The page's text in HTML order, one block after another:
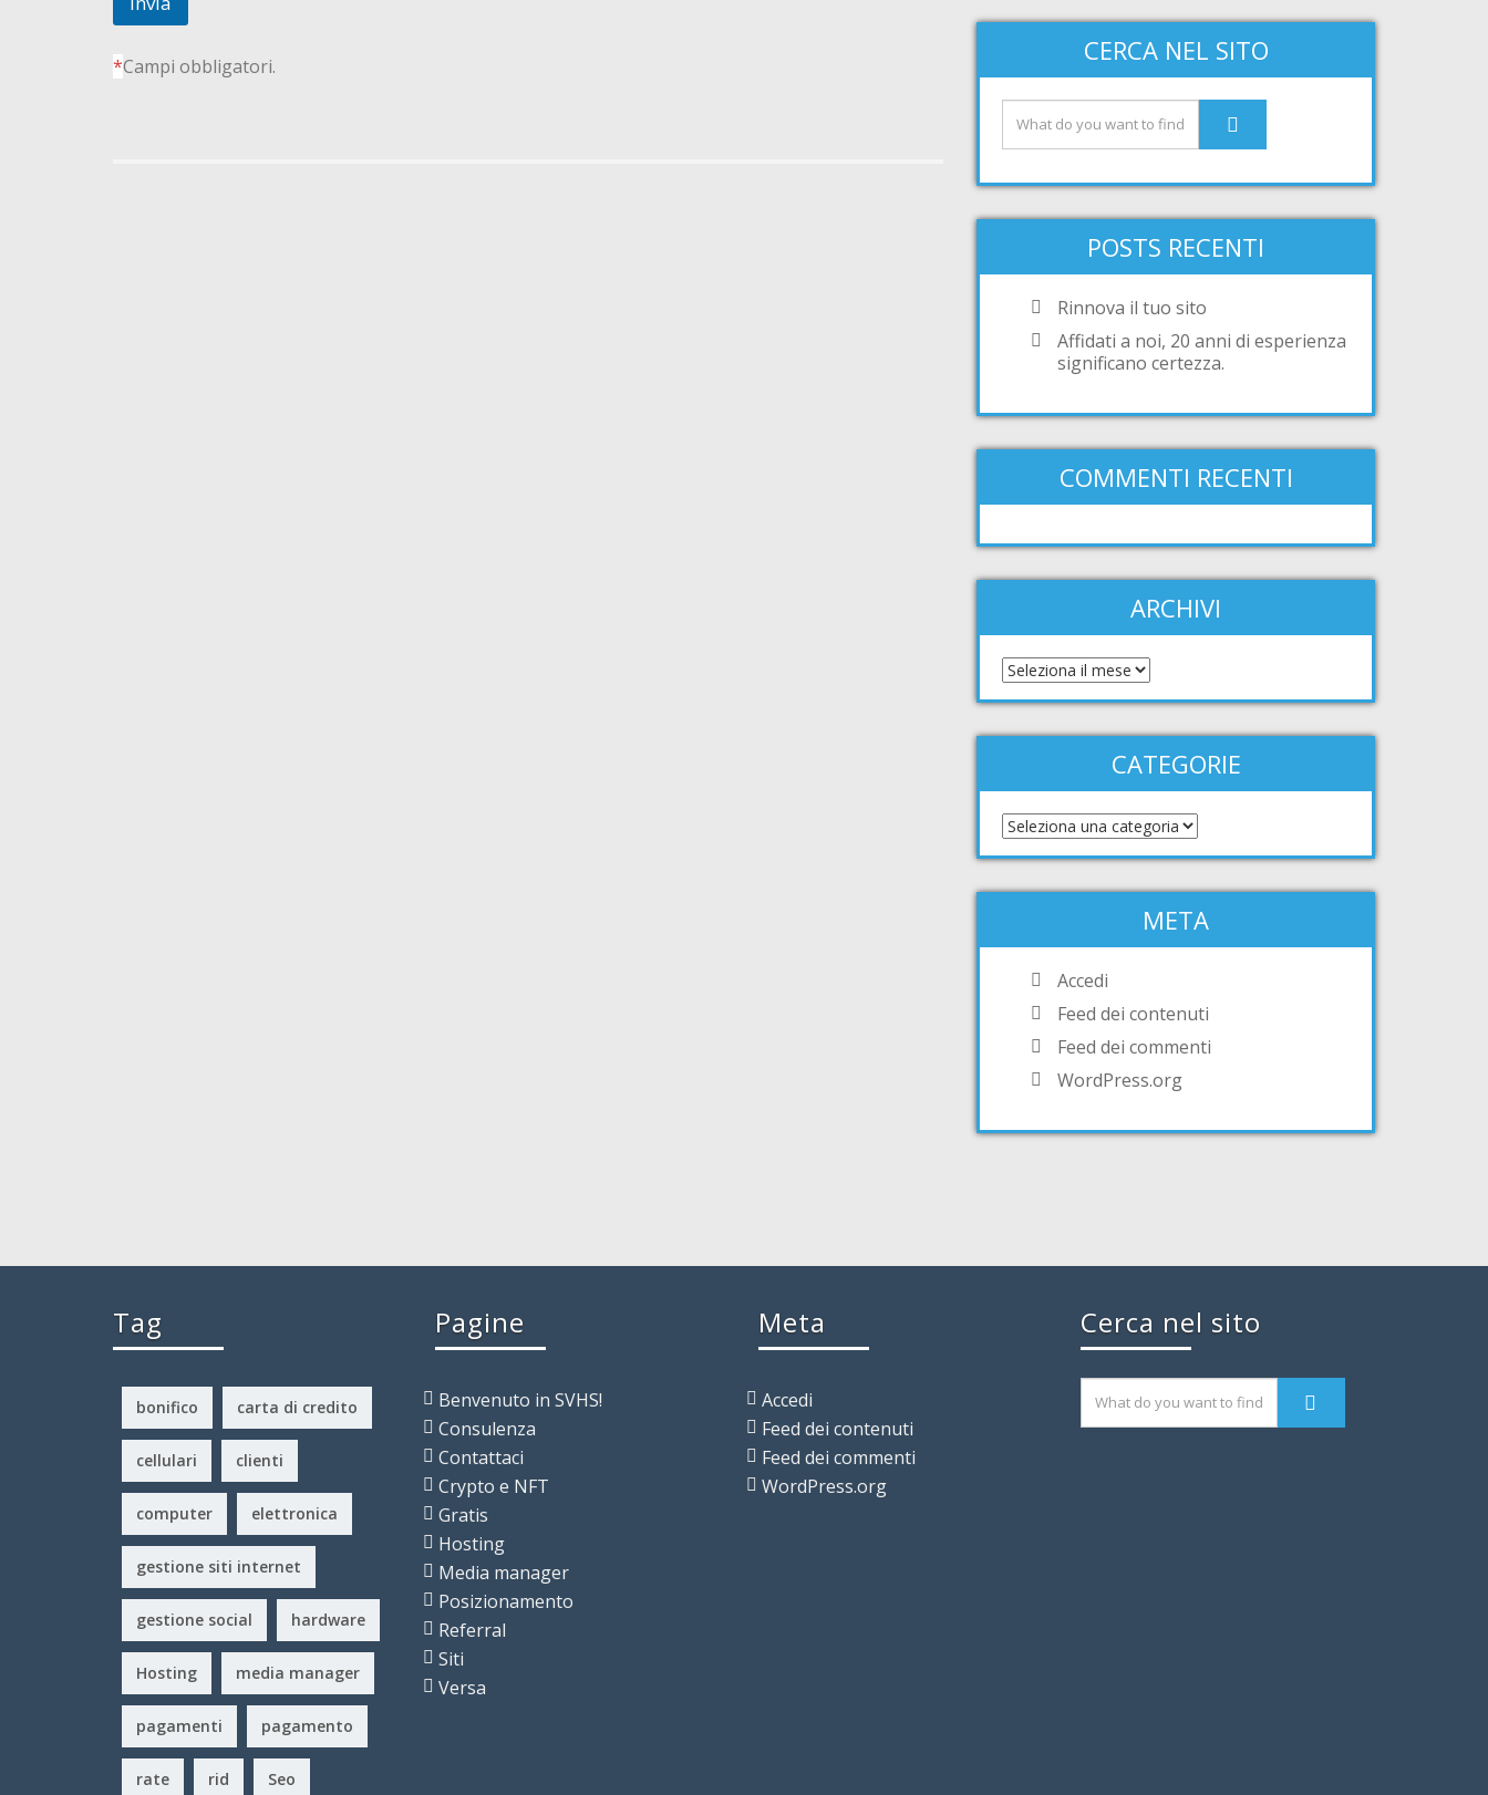
*Campi obbligatori.
CERCA NEL SITO
POSTS RECENTI
Rinnova il tuo sito
Affidati a noi, 20 anni di esperienza
significano certezza.
COMMENTI RECENTI
ARCHIVI
CATEGORIE
META
Accedi
Feed dei contenuti
Feed dei commenti
WordPress.org
Tag
bonifico carta di credito
cellulari clienti
computer elettronica
gestione siti internet
gestione social hardware
Hosting media manager
pagamenti pagamento
rate rid Seo
Pagine
Benvenuto in SVHS!
Consulenza
Contattaci
Crypto e NFT
Gratis
Hosting
Media manager
Posizionamento
Referral
Siti
Versa
Meta
Accedi
Feed dei contenuti
Feed dei commenti
WordPress.org
Cerca nel sito